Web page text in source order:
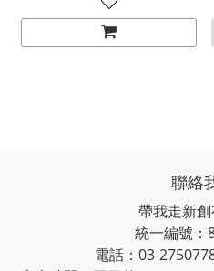
聯絡
帶我走新
統一編號：
電話：03-